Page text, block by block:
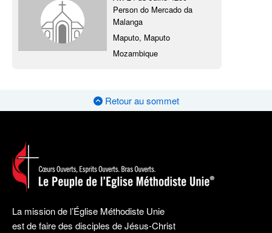
Person do Mercado da
Malanga
Maputo, Maputo
Mozambique
Retour au sommet
La mission de l’Église Méthodiste Unie
est de faire des disciples de Jésus-Christ